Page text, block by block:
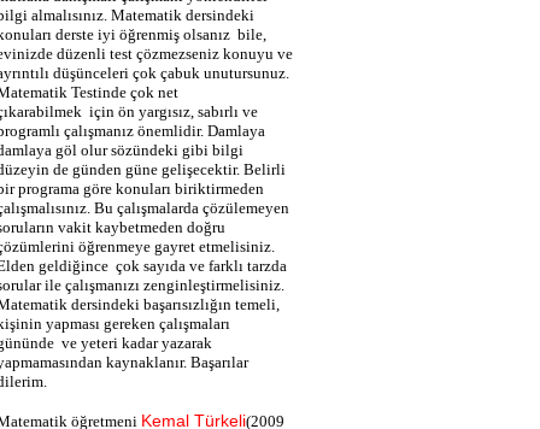
almalısınız. Matematik dersindeki
derste iyi öğrenmiş olsanız bile,
düzenli test çözmezseniz konuyu ve
düşünceleri çok çabuk unutursunuz.
Testinde çok net
için ön yargısız, sabırlı ve
çalışmanız önemlidir. Damlaya
göl olur sözündeki gibi bilgi
de günden güne gelişecektir. Belirli
programa göre konuları biriktirmeden
Bu çalışmalarda çözülemeyen
vakit kaybetmeden doğru
öğrenmeye gayret etmelisiniz.
geldiğince çok sayıda ve farklı tarzda
ile çalışmanızı zenginleştirmelisiniz.
dersindeki başarısızlığın temeli,
yapması gereken çalışmaları
ve yeteri kadar yazarak
kaynaklanır. Başarılar
öğretmeni Kemal Türkeli(2009